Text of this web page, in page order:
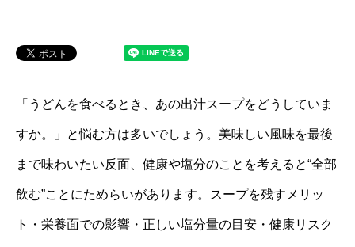
「うどんを食べるとき、あの出汁スープをどうしていま
すか。」と悩む方は多いでしょう。美味しい風味を最後
まで味わいたい反面、健康や塩分のことを考えると“全部
飲む”ことにためらいがあります。スープを残すメリッ
ト・栄養面での影響・正しい塩分量の目安・健康リスク